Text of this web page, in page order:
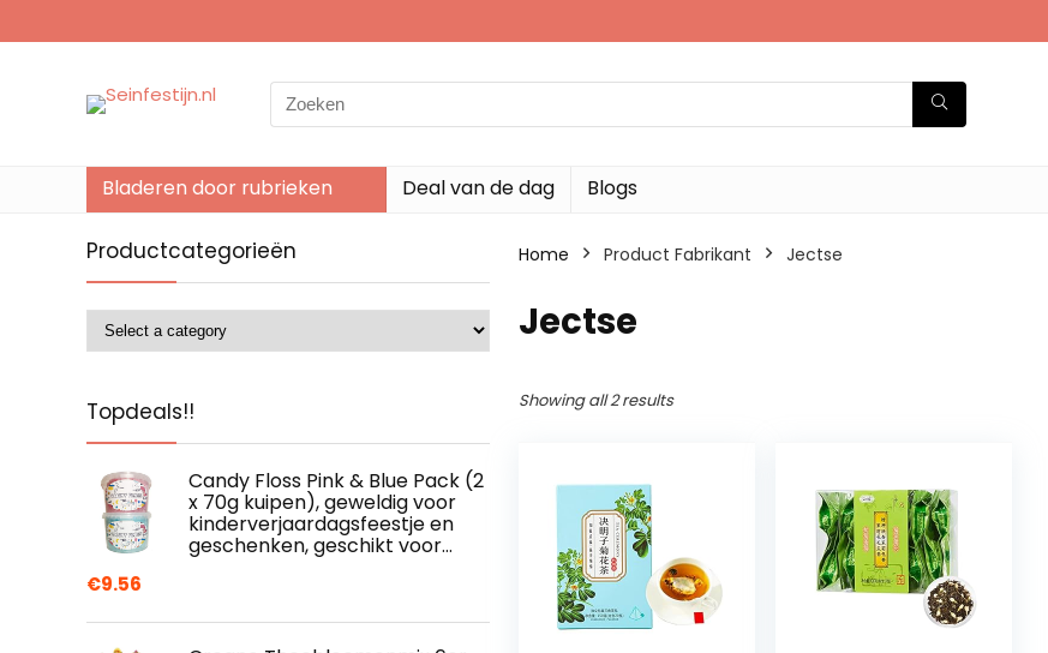
Search
for:
Bladeren door rubrieken Deal van de dag Blogs
Productcategorieën
Topdeals!!
Candy Floss Pink & Blue Pack (2
x 70g kuipen), geweldig voor
kinderverjaardagsfeestje en
geschenken, geschikt voor…
€9.56
Home Product Fabrikant ‎Jectse
‎Jectse
Showing all 2 results